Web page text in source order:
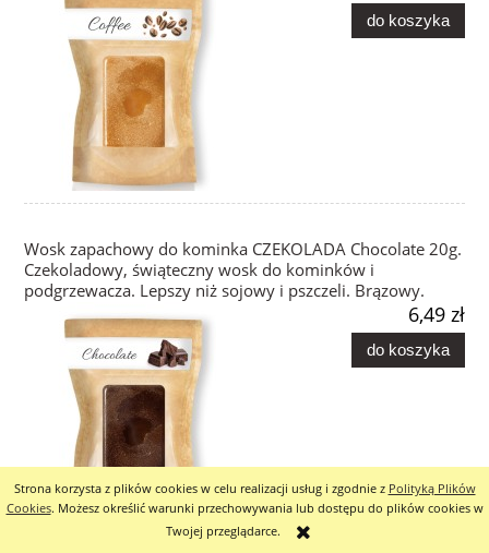
Strona korzysta z plików cookies w celu realizacji usług i zgodnie z Polityką Plików
Cookies. Możesz określić warunki przechowywania lub dostępu do plików cookies w
Twojej przeglądarce.
do koszyka
Wosk zapachowy do kominka CZEKOLADA Chocolate 20g.
Czekoladowy, świąteczny wosk do kominków i
podgrzewacza. Lepszy niż sojowy i pszczeli. Brązowy.
6,49 zł
do koszyka